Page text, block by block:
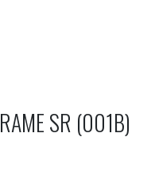
SR (001B)